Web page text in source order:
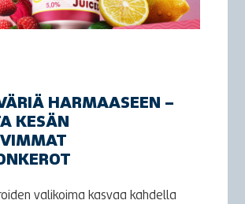
HARMAASEEN –
KESÄN
valikoima kasvaa kahdella